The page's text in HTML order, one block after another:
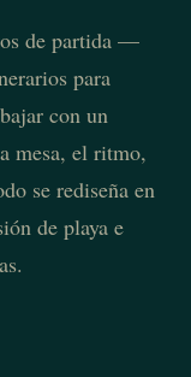
de partida —
para
con un
mesa, el ritmo,
se rediseña en
de playa e